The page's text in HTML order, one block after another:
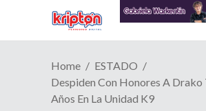
Home
ESTADO
Despiden Con Honores A Drako
Años En La Unidad K9